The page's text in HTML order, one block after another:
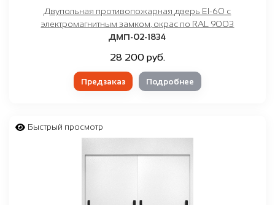
Двупольная противопожарная дверь EI-60 с
электромагнитным замком, окрас по RAL 9003
ДМП-02-1834
28 200 руб.
Предзаказ Подробнее
Быстрый просмотр